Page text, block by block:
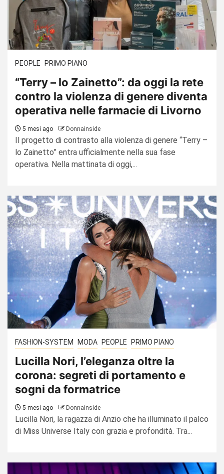
PEOPLE PRIMO PIANO
“Terry – lo Zainetto”: da oggi la rete
contro la violenza di genere diventa
operativa nelle farmacie di Livorno
5 mesi ago Donnainside
Il progetto di contrasto alla violenza di genere “Terry –
lo Zainetto” entra ufficialmente nella sua fase
operativa. Nella mattinata di oggi,...
FASHION-SYSTEM MODA PEOPLE PRIMO PIANO
Lucilla Nori, l’eleganza oltre la
corona: segreti di portamento e
sogni da formatrice
5 mesi ago Donnainside
Lucilla Nori, la ragazza di Anzio che ha illuminato il palco
di Miss Universe Italy con grazia e profondità. Tra...